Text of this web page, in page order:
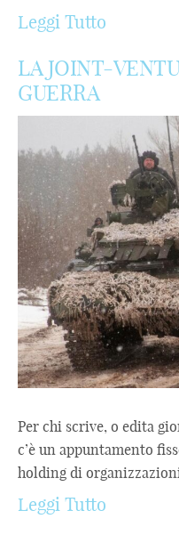
Leggi Tutto
LA JOINT-
GUERRA
Per chi scrive, o edita
c’è un appuntamento
holding di
Leggi Tutto